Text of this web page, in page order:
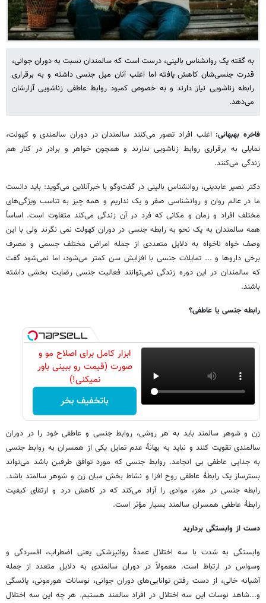
به گفته یک روانشناس بالینی، درست است که سالمندان نسبت به دوران جوانی،
قدرت جنسی‌شان کاهش یافته اما اغلب آنان میل جنسی داشته و به برقراری
رابطه زناشویی نیاز دارند و به خصوص کمبود روابط عاطفی زناشویی آزارشان
می‌دهد.
فاخره بهبهانی: اغلب افراد تصور می‌کنند سالمندان در دوران سالمندی و کهولت،
تمایلی به برقراری روابط زناشویی ندارند و همچون خواهر و برادر در کنار هم
زندگی می‌کنند.
دکتر نصیر عابدینی، روانشناس بالینی در گفت‌وگو با خبرآنلاین می‌گوید: باید دانست
ما در عالم روان و روانشناسی صفر و یک نداریم و همه چیز به تناسب ویژگی‌های
مختلف افراد و زمان و مکانی که فرد در آن زندگی می‌کند متفاوت است. اساساً
همه سالمندان به یک نحو به رابطه جنسی در دوران کهولت نمی نگرند ولی با این
وصف خواه ناخواه به دلایل متعددی از جمله امراض مختلف جسمی و مصرف
برخی داروها و ... تمایلات جنسی با افزایش سن کمتر می‌شود، اما نمی‌شود گفت
که سالمندان در این دوره زندگی نمی‌توانند فعالیت جنسی رضایت بخشی داشته
باشند.
رابطه جنسی یا عاطفی؟
ابزار کامل برای اصلاح مو و
صورت (قیمت رو ببینی باور
نمیکنی!)
باتخفیف بخر
زن و شوهر سالمند باید به هر روشی، روابط جنسی و عاطفی خود را در دوران
سالمندی تقویت کنند و نباید به بهانۀ عدم تمایل یکی از همسران به روابط جنسی
به جدایی عاطفی بی انجامد. روابط جنسی که مورد توافق طرفین باشد می‌تواند
بسترساز یک رابطۀ عاطفی روح افزا و نشاط بخش میان زن و شوهر سالمند باشد.
رابطه جنسی در مغز، موادی را آزاد می‌کند که در کاهش درد و ارتقای کیفیت
رابطۀ عاطفی همسران سالمند بسیار مؤثر است.
دست از وابستگی بردارید
وابستگی به شدت با سه اختلال عمدۀ روانپزشکی یعنی اضطراب، افسردگی و
وسواس در ارتباط است. معمولاً در دوران سالمندی به دلایل متعدد از جمله
آشیانه خالی، از دست رفتن توانایی‌های دوران جوانی، نوسانات هورمونی، یائسگی
و...شاهد نوسات این سه اختلال در افراد سالمند هستیم. هر چه این سه اختلال